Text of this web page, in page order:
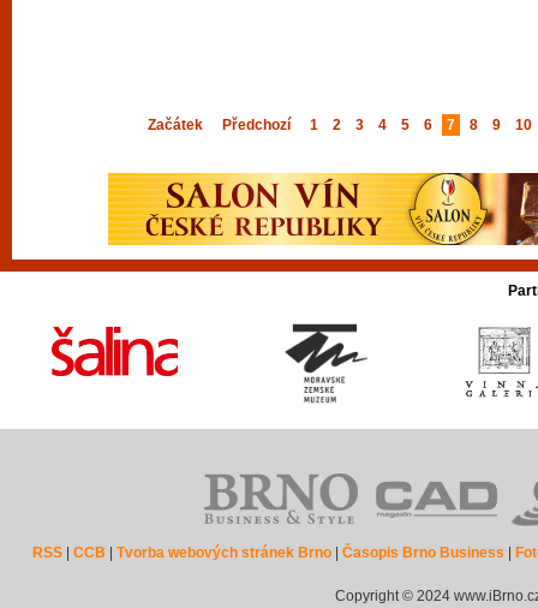
Začátek Předchozí 1 2 3 4 5 6 7 8 9 10
RSS |CCB |Tvorba webových stránek Brno |Časopis Brno Business
Copyright © 2024